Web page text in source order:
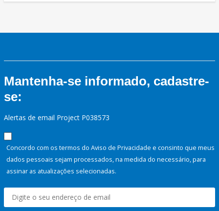
Mantenha-se informado, cadastre-
se:
Alertas de email Project P038573
Concordo com os termos do Aviso de Privacidade e consinto que meus
dados pessoais sejam processados, na medida do necessário, para
assinar as atualizações selecionadas.